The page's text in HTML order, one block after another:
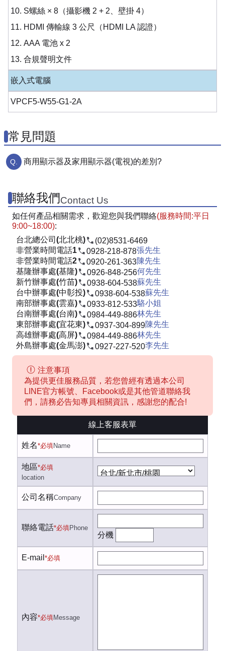
10. S螺絲 × 8（攝影機 2 + 2、壁掛 4）
11. HDMI 傳輸線 3 公尺（HDMI LA 認證）
12. AAA 電池 x 2
13. 合規聲明文件
嵌入式電腦
VPCF5-W55-G1-2A
常見問題
商用顯示器及家用顯示器(電視)的差別?
聯絡我們Contact Us
如任何產品相關需求，歡迎您與我們聯絡(服務時間:平日
9:00~18:00):
台北總公司(北北桃)
(02)8531-6469
非營業時間電話1
0928-218-878張先生
非營業時間電話2
0920-261-363陳先生
基隆辦事處(基隆)
0926-848-256何先生
新竹辦事處(竹苗)
0938-604-538蘇先生
台中辦事處(中彰投)
0938-604-538蘇先生
南部辦事處(雲嘉)
0933-812-533駱小姐
台南辦事處(台南)
0984-449-886林先生
東部辦事處(宜花東)
0937-304-899陳先生
高雄辦事處(高屏)
0984-449-886林先生
外島辦事處(金馬澎)
0927-227-520李先生
注意事項
為提供更佳服務品質，若您曾經有透過本公司
LINE官方帳號、Facebook或是其他管道聯絡我
們，請務必告知專員相關資訊，感謝您的配合!
線上客服表單
姓名*必填Name
地區*必填
location
公司名稱Company
聯絡電話*必填Phone
分機
E-mail *必填
內容*必填Message